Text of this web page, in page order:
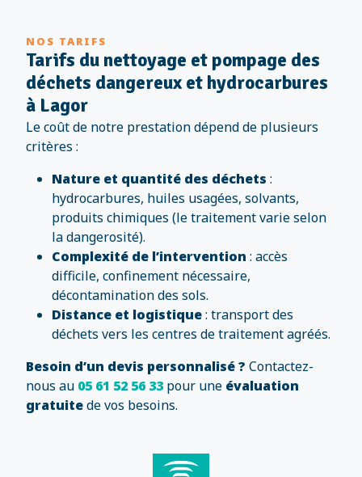
NOS TARIFS
Tarifs du nettoyage et pompage des
déchets dangereux et hydrocarbures
à Lagor
Le coût de notre prestation dépend de plusieurs
critères :
Nature et quantité des déchets :
hydrocarbures, huiles usagées, solvants,
produits chimiques (le traitement varie selon
la dangerosité).
Complexité de l’intervention : accès
difficile, confinement nécessaire,
décontamination des sols.
Distance et logistique: transport des
déchets vers les centres de traitement agréés.
Besoin d’un devis personnalisé ? Contactez-
nous au 05 61 52 56 33 pour une évaluation
gratuitede vos besoins.